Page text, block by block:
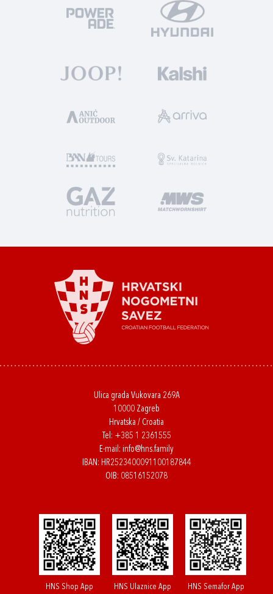
Ulica grada Vukovara 269A
10000 Zagreb
Hrvatska / Croatia
Tel: +385 1 2361555
E-mail: info@hns.family
IBAN: HR2523400091100187844
OIB: 08516152078
HNS Shop App HNS Ulaznice App HNS Semafor App